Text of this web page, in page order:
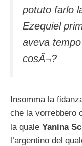
potuto farlo
Ezequiel
aveva
cosÃ¬?
Insomma la
che la vorrebbero
la quale Yanina
l’argentino del